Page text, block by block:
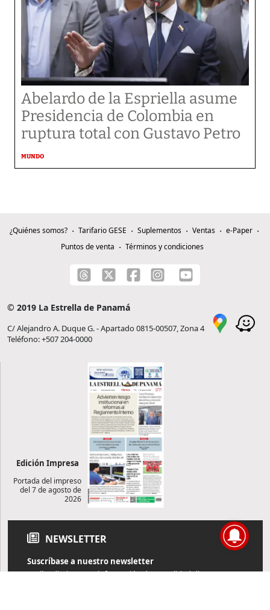
Abelardo de la Espriella asume
Presidencia de Colombia en
ruptura total con Gustavo Petro
MUNDO
¿Quiénes somos? Tarifario GESE Suplementos Ventas
e-Paper
Puntos de venta
Términos y condiciones
© 2019 La Estrella de Panamá
C/ Alejandro A. Duque G. - Apartado 0815-00507, Zona 4
Teléfono: +507 204-0000
Edición Impresa
Portada del impreso
del 7 de agosto de
2026
NEWSLETTER
Suscríbase a nuestro newsletter
Reciba diariamente información de actualidad directamente en